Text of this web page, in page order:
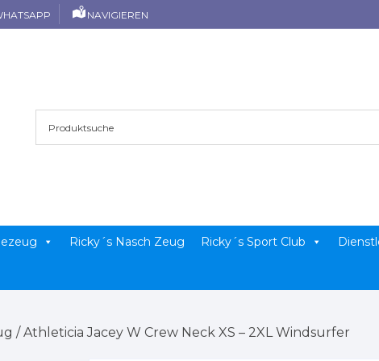
NAVIGIEREN
Ricky´s Nasch Zeug Ricky´s Sport Club
/ Athleticia Jacey W Crew Neck XS – 2XL Windsurfer